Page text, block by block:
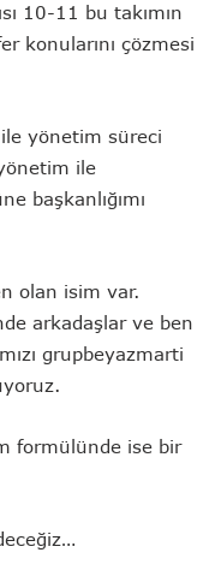
10-11 bu takımın
konularını çözmesi
ile yönetim süreci
ile
başkanlığımı
olan isim var.
arkadaşlar ve ben
grupbeyazmarti
formülünde ise bir